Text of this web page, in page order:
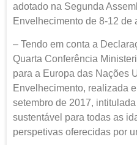
adotado na Segunda
Envelhecimento de 8-12 de
– Tendo em conta a
Quarta Conferência
para a Europa das Nações
Envelhecimento, realizada
setembro de 2017,
sustentável para todas as
perspetivas oferecidas por